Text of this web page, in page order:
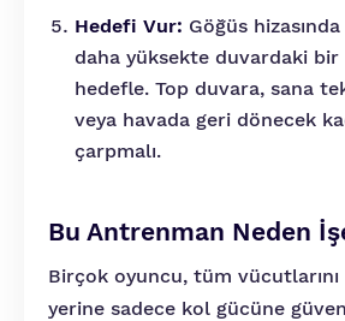
Hedefi Vur: Göğüs
daha yüksekte duvardaki bir
hedefle. Top duvara, sana
veya havada geri dönecek
çarpmalı.
Bu Antrenman Neden
Birçok oyuncu, tüm
yerine sadece kol gücüne